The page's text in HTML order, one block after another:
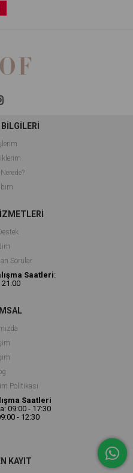
k
Sorular
Saatleri:
21:00
Politikası
Saatleri
09:00 - 17:30
- 12:30
KAYIT